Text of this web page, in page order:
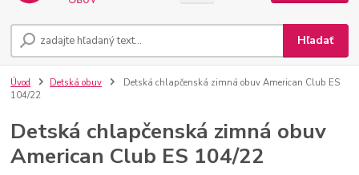
Hľadať
Úvod Detská obuv
Detská chlapčenská zimná obuv American Club ES
104/22
Detská chlapčenská zimná obuv
American Club ES 104/22